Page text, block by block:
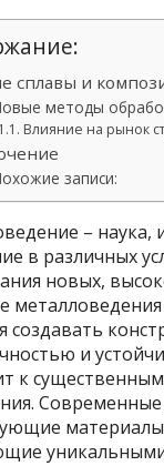
сплавы и
методы
Влияние на рынок
записи:
– наука,
в различных
новых,
создавать
и
к